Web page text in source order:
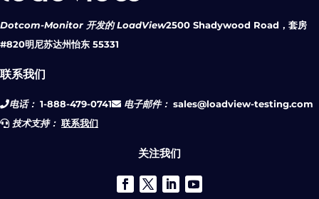
Dotcom-Monitor 开发的 LoadView2500 Shadywood Road，套房
#820明尼苏达州怡东 55331
联系我们
电话： 1-888-479-0741 电子邮件： sales@loadview-testing.com
技术支持： 联系我们
关注我们